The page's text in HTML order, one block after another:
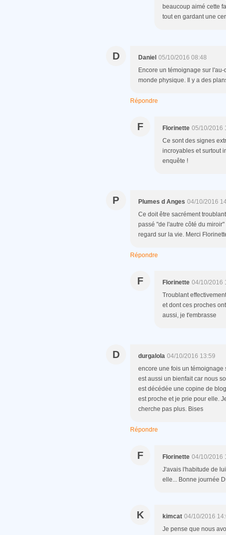
beaucoup aimé cette
tout en gardant une
D Daniel 05/10/2016 08:48
Encore un témoignage sur
monde physique. Il y a des
Répondre
F Florinette 05/10/2016
Ce sont des signes
incroyables et surtout
enquête !
P Plumes d Anges 04/10/2016
Ce doit être sacrément
passé "de l'autre côté du
regard sur la vie. Merci
Répondre
F Florinette 04/10/2016
Troublant
et dont ces proches
aussi, je t'embrasse
D durgalola 04/10/2016 13:59
encore une fois un témoignage
est aussi un bienfait car nous
est décédée une copine de
est proche et je prie pour elle.
cherche pas plus. Bises
Répondre
F Florinette 04/10/2016
J'avais l'habitude de
elle... Bonne journée
K kimcat 04/10/2016
Je pense que nous